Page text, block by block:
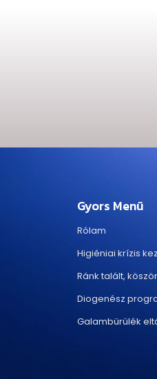
Gyors Menü
Rólam
Higiéniai krízis
Ránk talált,
Diogenész
Galambürülék